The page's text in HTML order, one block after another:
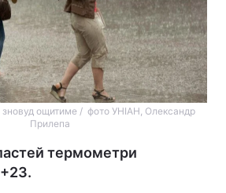
зновуд ощитиме / фото УНІАН, Олександр
Прилепа
термометри